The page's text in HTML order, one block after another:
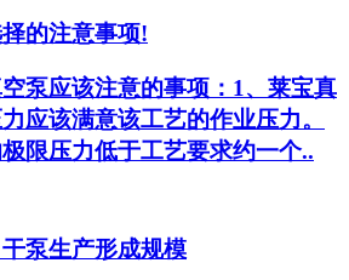
的注意事项!
泵应该注意的事项：1、莱宝真
应该满意该工艺的作业压力。
限压力低于工艺要求约一个..
泵生产形成规模